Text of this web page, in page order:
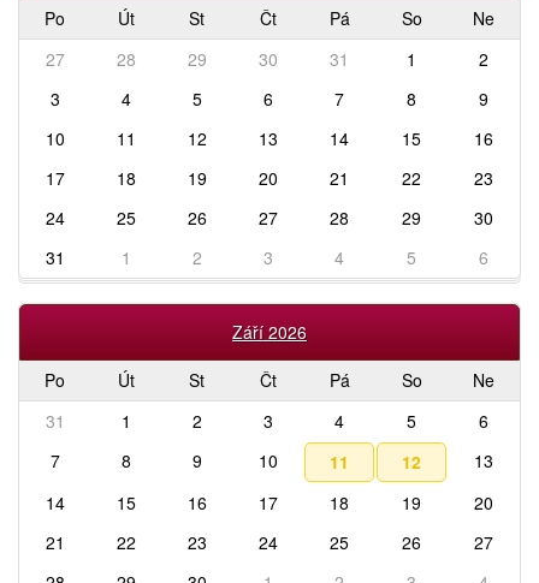
Po
Út St Čt Pá So
Ne
27
28 29 30 31 1
2
3
4 5 6 7 8
9
10
11 12 13 14 15
16
17
18 19 20 21 22
23
24
25 26 27 28 29
30
31
1 2 3 4 5 6
Září 2026
Po
Út St Čt Pá So
Ne
31
1 2 3 4 5
6
7
8 9 10 11 12
13
14
15 16 17 18 19
20
21
22 23 24 25 26
27